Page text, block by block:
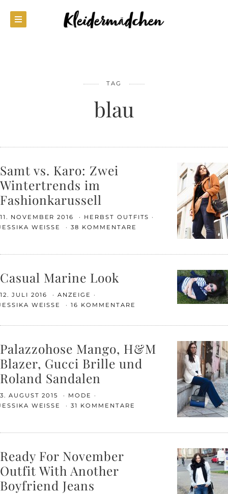
TAG
blau
Samt vs. Karo: Zwei
Wintertrends im
Fashionkarussell
11. NOVEMBER 2016
HERBST OUTFITS
WEISSE
38 KOMMENTARE
Casual Marine Look
12. JULI 2016
ANZEIGE
WEISSE
16 KOMMENTARE
Palazzohose Mango, H&M
Blazer, Gucci Brille und
Roland Sandalen
3. AUGUST 2015
MODE
WEISSE
31 KOMMENTARE
Ready For November
Outfit With Another
Boyfriend Jeans